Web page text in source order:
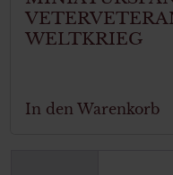
WELTKRIEG
In den Warenkorb